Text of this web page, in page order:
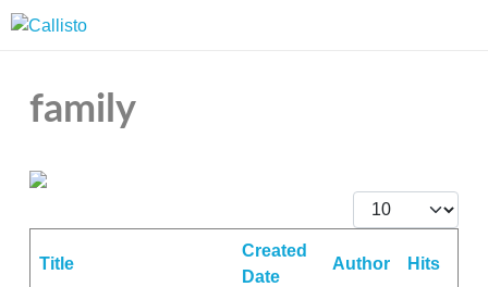
family
Display #
Title
Created
Date
Author Hits